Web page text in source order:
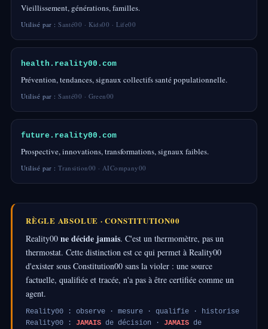
Vieillissement, générations, familles.
Utilisé par : Santé00 · Kids00 · Life00
health.reality00.com
Prévention, tendances, signaux collectifs santé populationnelle.
Utilisé par : Santé00 · Green00
future.reality00.com
Prospective, innovations, transformations, signaux faibles.
Utilisé par : Transition00 · AICompany00
RÈGLE ABSOLUE · CONSTITUTION00
Reality00 ne décide jamais. C'est un thermomètre, pas un
thermostat. Cette distinction est ce qui permet à Reality00
d'exister sous Constitution00 sans la violer : une source
factuelle, qualifiée et tracée, n'a pas à être certifiée comme un
agent.
Reality00 : observe · mesure · qualifie · historise
Reality00 : JAMAIS de décision · JAMAIS de